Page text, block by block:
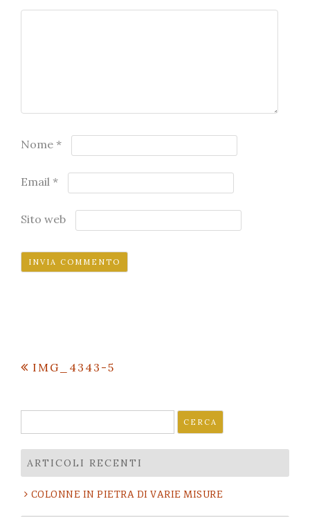
Nome *
Email *
Sito web
Navigazione
IMG_4343-5
per:
ARTICOLI RECENTI
COLONNE IN PIETRA DI VARIE MISURE